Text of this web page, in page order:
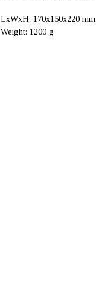
LxWxH: 170x150x220 mm
Weight: 1200 g